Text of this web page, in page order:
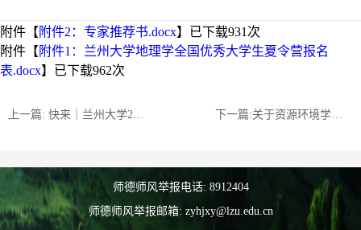
附件【 附件2：专家推荐书.docx】已下载931 次
附件【 附件1：兰州大学地理学全国优秀大学生夏令营报名
表.docx】已下载962次
上一篇: 快来｜兰州大学2027年接收推免生（直博生）预报名系统已开通！ 下一篇:关于资源环境学院2026年拟录取研究生后续工作事宜的通知
师德师风举报电话: 8912404
师德师风举报邮箱: zyhjxy@lzu.edu.cn